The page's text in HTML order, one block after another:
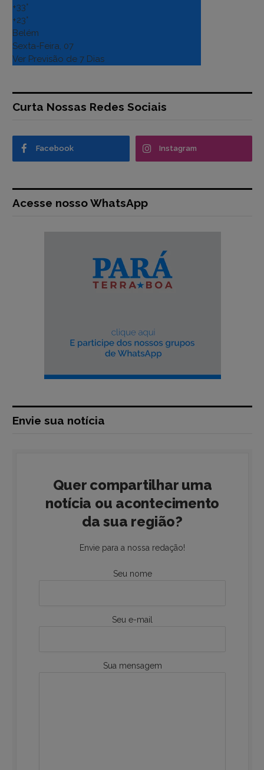
+33°
+23°
Belém
Sexta-Feira, 07
Ver Previsão de 7 Dias
Curta Nossas Redes Sociais
Facebook Instagram
Acesse nosso WhatsApp
Envie sua notícia
Quer compartilhar uma
notícia ou acontecimento
da sua região?
Envie para a nossa redação!
Seu nome
Seu e-mail
Sua mensagem